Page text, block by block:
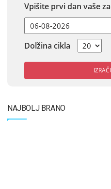
Vpišite prvi dan vaše
Dolžina cikla
NAJBOLJ BRANO